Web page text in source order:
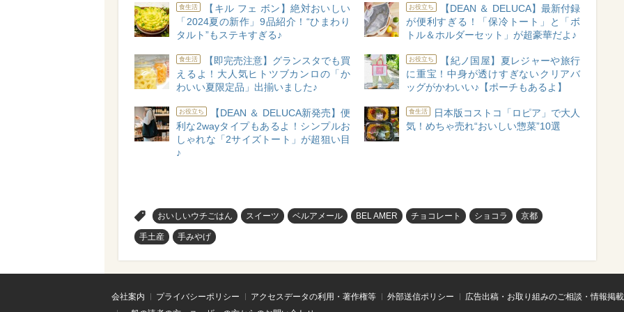
食生活
【キル フェ ボン】絶対おいしい
「2024夏の新作」9品紹介！“ひまわり
タルト”もステキすぎる♪
お役立ち
【DEAN ＆ DELUCA】最新付録
が便利すぎる！「保冷トート」と「ボ
トル＆ホルダーセット」が超豪華だよ♪
食生活
【即完売注意】グランスタでも買
えるよ！大人気ヒトツブカンロの「か
わいい夏限定品」出揃いました♪
お役立ち
【紀ノ国屋】夏レジャーや旅行
に重宝！中身が透けすぎないクリアバ
ッグがかわいい♪【ポーチもあるよ】
お役立ち
【DEAN ＆ DELUCA新発売】便
利な2wayタイプもあるよ！シンプルお
しゃれな「2サイズトート」が超狙い目
♪
食生活
日本版コストコ「ロピア」で大人
気！めちゃ売れ“おいしい惣菜”10選
おいしいウチごはん スイーツ ベルアメール BEL AMER チョコレート ショコラ 京都
手土産 手みやげ
会社案内 プライバシーポリシー アクセスデータの利用・著作権等 外部送信ポリシー
広告出稿・お取り組みのご相談・情報掲